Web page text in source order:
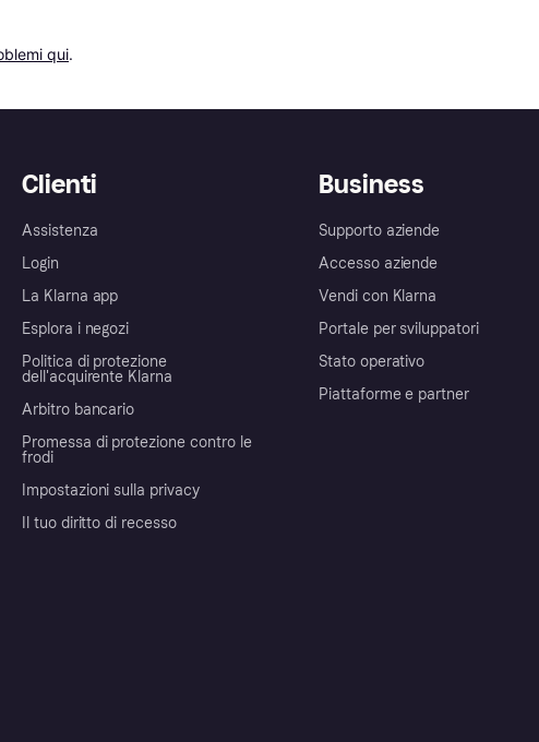
qui.
Clienti
Assistenza
Login
La Klarna app
Esplora i negozi
Politica di protezione
dell'acquirente Klarna
Arbitro bancario
Promessa di protezione contro le
frodi
Impostazioni sulla privacy
Il tuo diritto di recesso
Business
Supporto aziende
Accesso aziende
Vendi con Klarna
Portale per sviluppatori
Stato operativo
Piattaforme e partner